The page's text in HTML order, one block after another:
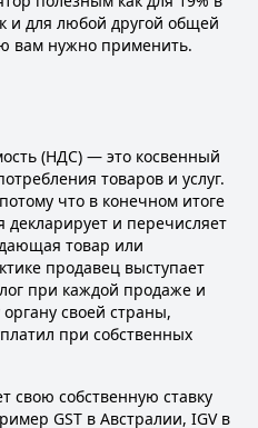
и для любой другой общей
вам нужно применить.
(НДС) — это косвенный
товаров и услуг.
что в конечном итоге
декларирует и перечисляет
товар или
продавец выступает
при каждой продаже и
своей страны,
при собственных
свою собственную ставку
GST в Австралии, IGV в